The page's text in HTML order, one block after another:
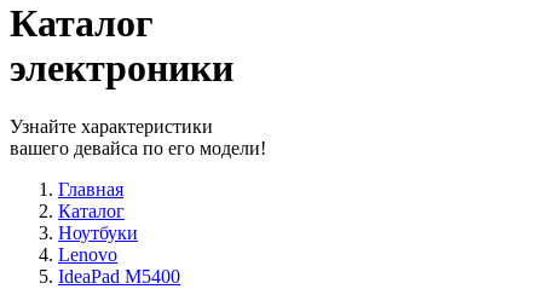
Каталог
электроники
Узнайте характеристики
вашего девайса по его модели!
Главная
Каталог
Ноутбуки
Lenovo
IdeaPad M5400